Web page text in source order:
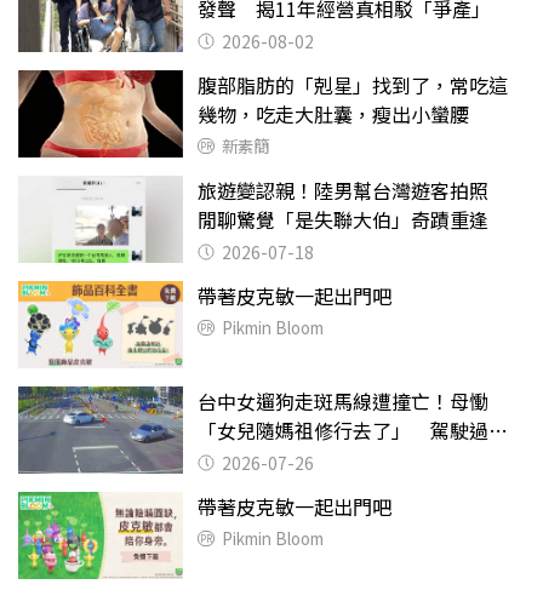
發聲 揭11年經營真相駁「爭產」
2026-08-02
腹部脂肪的「剋星」找到了，常吃這
幾物，吃走大肚囊，瘦出小蠻腰
新素簡
旅遊變認親！陸男幫台灣遊客拍照
閒聊驚覺「是失聯大伯」奇蹟重逢
2026-07-18
帶著皮克敏一起出門吧
Pikmin Bloom
台中女遛狗走斑馬線遭撞亡！母慟
「女兒隨媽祖修行去了」 駕駛過失
致死判9月
2026-07-26
帶著皮克敏一起出門吧
Pikmin Bloom